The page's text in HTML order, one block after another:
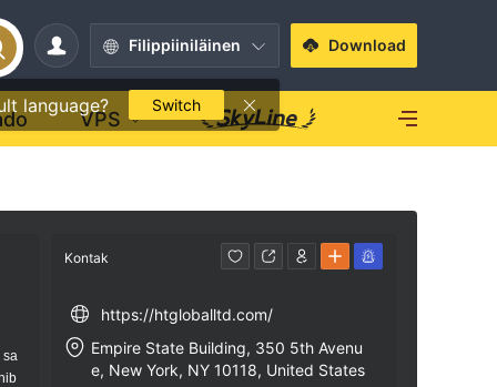
Filippiiniläinen
language? Switch
Download
VPS
sa
Kontak
https://htgloballtd.com/
Empire State Building, 350 5th Avenu
e, New York, NY 10118, United States